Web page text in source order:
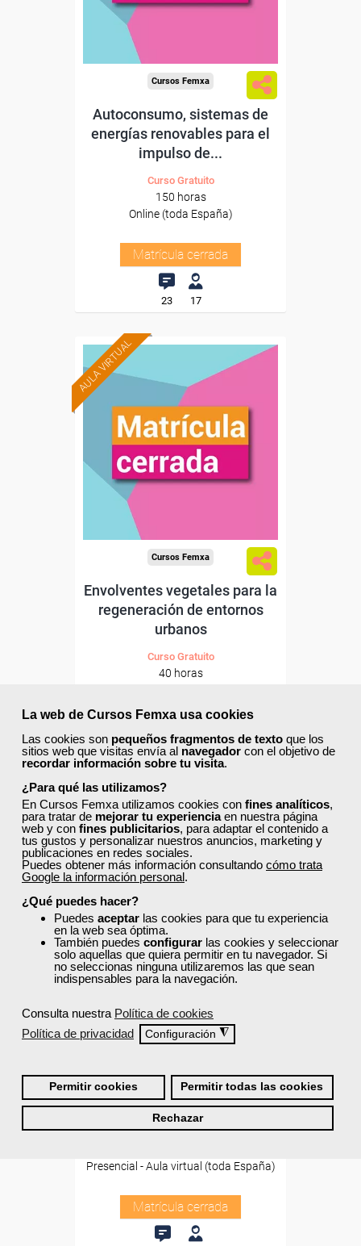
La web de Cursos Femxa usa cookies
Las cookies son pequeños fragmentos de texto que los
sitios web que visitas envía al navegador con el objetivo de
recordar información sobre tu visita.
¿Para qué las utilizamos?
En Cursos Femxa utilizamos cookies con fines analíticos,
para tratar de mejorar tu experienciaen nuestra página
web y con fines publicitarios, para adaptar el contenido a
tus gustos y personalizar nuestros anuncios, marketing y
publicaciones en redes sociales.
Puedes obtener más información consultando cómo trata
Google la información personal.
¿Qué puedes hacer?
Puedes aceptar las cookies para que tu experiencia
en la web sea óptima.
También puedes configurar las cookies y seleccionar
solo aquellas que quiera permitir en tu navegador. Si
no seleccionas ninguna utilizaremos las que sean
indispensables para la navegación.
Consulta nuestra Política de cookies
Política de privacidad
Configuración ◮
Permitir cookies Permitir todas las cookies
Rechazar
Cursos Femxa
Autoconsumo, sistemas de
energías renovables para el
impulso de...
Curso Gratuito
150 horas
Online (toda España)
Matrícula cerrada
23 17
AULA VIRTUAL
Cursos Femxa
Envolventes vegetales para la
regeneración de entornos
urbanos
Curso Gratuito
40 horas
Matrícula cerrada
AULA VIRTUAL
Cursos Femxa
artificial
Curso Gratuito
Presencial - Aula virtual (toda España)
Matrícula cerrada